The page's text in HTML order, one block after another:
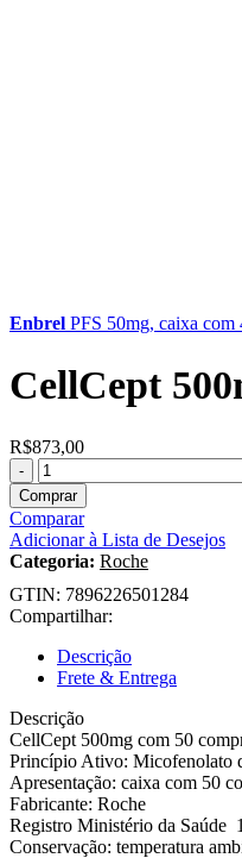
Enbrel PFS 50mg, caixa com
CellCept
R$873,00
Comprar
Comparar
Adicionar à Lista de Desejos
Categoria: Roche
GTIN: 7896226501284
Compartilhar:
Descrição
Frete & Entrega
Descrição
CellCept 500mg com 50
Princípio Ativo: Micofenolato
Apresentação: caixa com 50
Fabricante: Roche
Registro Ministério da Saúde
Conservação: temperatura